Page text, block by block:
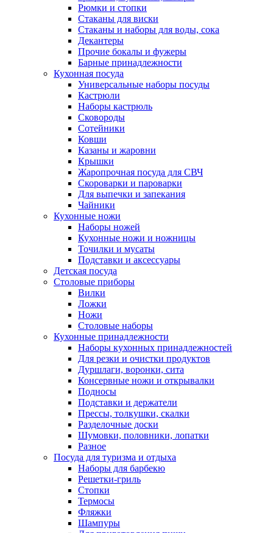
Рюмки и стопки
Стаканы для виски
Стаканы и наборы для воды, сока
Декантеры
Прочие бокалы и фужеры
Барные принадлежности
Кухонная посуда
Универсальные наборы посуды
Кастрюли
Наборы кастрюль
Сковороды
Сотейники
Ковши
Казаны и жаровни
Крышки
Жаропрочная посуда для СВЧ
Скороварки и пароварки
Для выпечки и запекания
Чайники
Кухонные ножи
Наборы ножей
Кухонные ножи и ножницы
Точилки и мусаты
Подставки и аксессуары
Детская посуда
Столовые приборы
Вилки
Ложки
Ножи
Столовые наборы
Кухонные принадлежности
Наборы кухонных принадлежностей
Для резки и очистки продуктов
Дуршлаги, воронки, сита
Консервные ножи и открывалки
Подносы
Подставки и держатели
Прессы, толкушки, скалки
Разделочные доски
Шумовки, половники, лопатки
Разное
Посуда для туризма и отдыха
Наборы для барбекю
Решетки-гриль
Стопки
Термосы
Фляжки
Шампуры